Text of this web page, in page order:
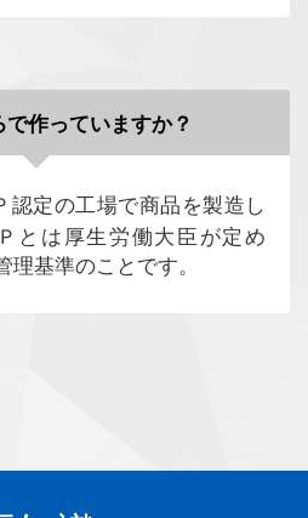
作っていますか？
認定の工場で商品を製造し
とは厚生労働大臣が定め
基準のことです。